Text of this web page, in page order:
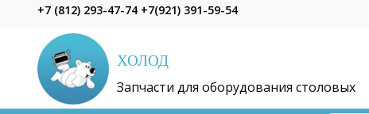
+7 (812) 293-47-74 +7(921) 391-59-54
ХОЛОД
Запчасти для оборудования столовых